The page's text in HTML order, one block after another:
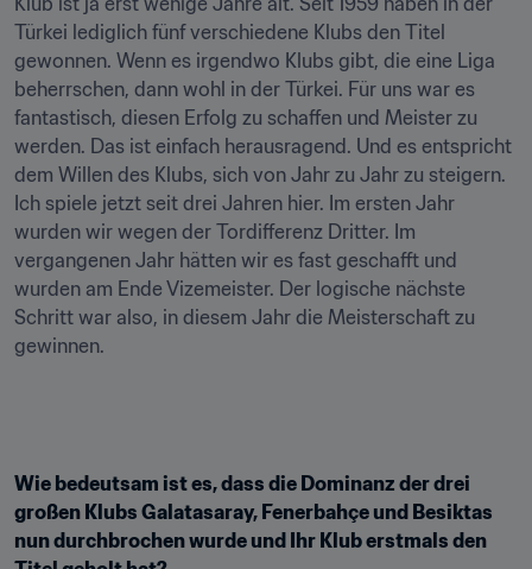
Türkei lediglich fünf verschiedene Klubs den Titel
gewonnen. Wenn es irgendwo Klubs gibt, die eine Liga
beherrschen, dann wohl in der Türkei. Für uns war es
fantastisch, diesen Erfolg zu schaffen und Meister zu
werden. Das ist einfach herausragend. Und es entspricht
dem Willen des Klubs, sich von Jahr zu Jahr zu steigern.
Ich spiele jetzt seit drei Jahren hier. Im ersten Jahr
wurden wir wegen der Tordifferenz Dritter. Im
vergangenen Jahr hätten wir es fast geschafft und
wurden am Ende Vizemeister. Der logische nächste
Schritt war also, in diesem Jahr die Meisterschaft zu
gewinnen.
Wie bedeutsam ist es, dass die Dominanz der drei
großen Klubs Galatasaray, Fenerbahçe und Besiktas
nun durchbrochen wurde und Ihr Klub erstmals den